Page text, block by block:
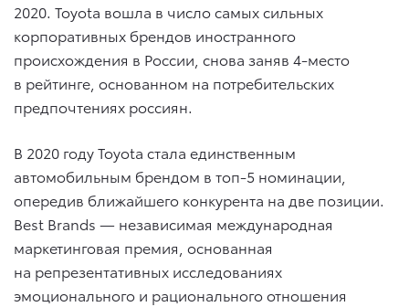
2020. Toyota вошла в число самых сильных
корпоративных брендов иностранного
происхождения в России, снова заняв 4-место
в рейтинге, основанном на потребительских
предпочтениях россиян.
В 2020 году Toyota стала единственным
автомобильным брендом в топ-5 номинации,
опередив ближайшего конкурента на две позиции.
Best Brands — независимая международная
маркетинговая премия, основанная
на репрезентативных исследованиях
эмоционального и рационального отношения